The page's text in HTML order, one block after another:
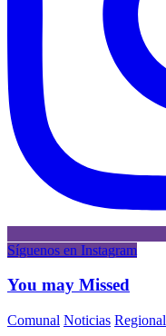
Síguenos en Instagram
You may Missed
Comunal Noticias Regional